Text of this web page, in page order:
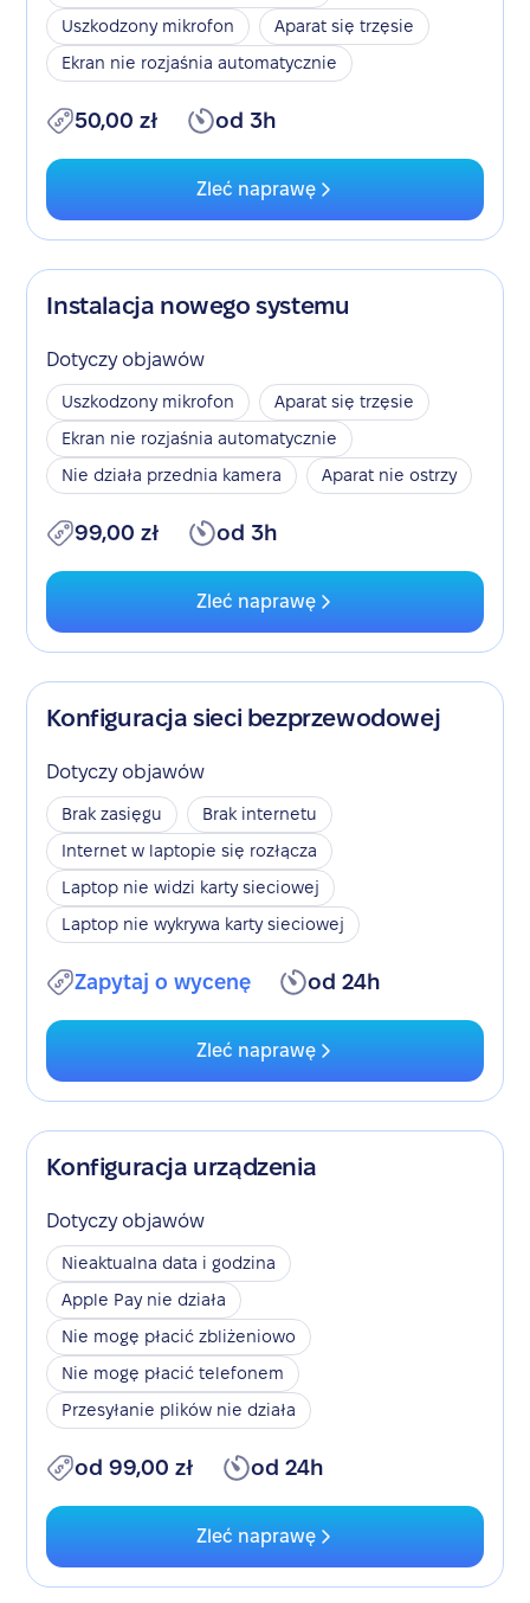
Uszkodzony mikrofon
Aparat się trzęsie
Ekran nie rozjaśnia automatycznie
50,00 zł od 3h
Zleć naprawę
Instalacja nowego systemu
Dotyczy objawów
Uszkodzony mikrofon
Aparat się trzęsie
Ekran nie rozjaśnia automatycznie
Nie działa przednia kamera
Aparat nie ostrzy
99,00 zł od 3h
Zleć naprawę
Konfiguracja sieci bezprzewodowej
Dotyczy objawów
Brak zasięgu
Brak internetu
Internet w laptopie się rozłącza
Laptop nie widzi karty sieciowej
Laptop nie wykrywa karty sieciowej
Zapytaj o wycenę od 24h
Zleć naprawę
Konfiguracja urządzenia
Dotyczy objawów
Nieaktualna data i godzina
Apple Pay nie działa
Nie mogę płacić zbliżeniowo
Nie mogę płacić telefonem
Przesyłanie plików nie działa
od 99,00 zł od 24h
Zleć naprawę